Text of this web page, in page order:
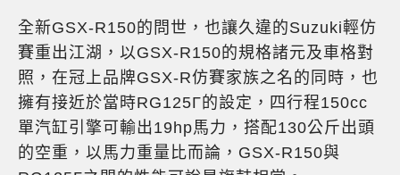
全新GSX-R150的問世，也讓久違的Suzuki輕仿
賽重出江湖，以GSX-R150的規格諸元及車格對
照，在冠上品牌GSX-R仿賽家族之名的同時，也
擁有接近於當時RG125Γ的設定，四行程150cc
單汽缸引擎可輸出19hp馬力，搭配130公斤出頭
的空重，以馬力重量比而論，GSX-R150與